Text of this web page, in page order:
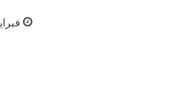
فبراير 15,